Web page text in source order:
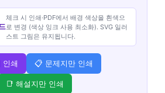
체크 시 인쇄·PDF에서 배경 색상을 흰색으
로 변경 (색상 잉크 사용 최소화). SVG 일러
스트 그림은 유지됩니다.
쇄 📋 문제지만 인쇄
📑 해설지만 인쇄